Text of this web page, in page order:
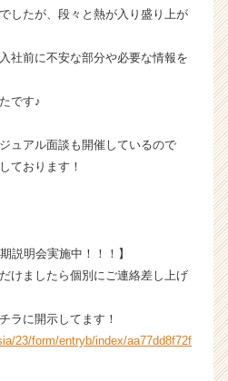
したが、段々と熱が入り盛り上が
社前に不安な部分や必要な情報を
です♪
ュアル面談も開催しているので
ております！
説明会実施中！！！】
けましたら個別にご連絡差し上げ
ラに開示してます！
23/form/entryb/index/aa77dd8f72f